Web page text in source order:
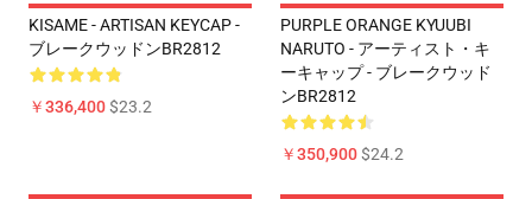
KISAME - ARTISAN KEYCAP -
ブレークウッドンBR2812
￥336,400$23.2
PURPLE ORANGE KYUUBI
NARUTO - アーティスト・キ
ーキャップ - ブレークウッド
ンBR2812
￥350,900$24.2